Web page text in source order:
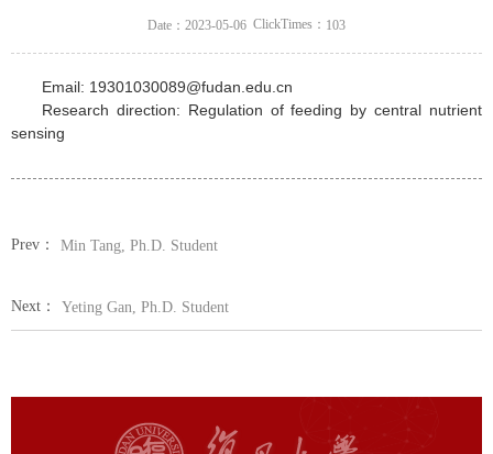
Date：2023-05-06 ClickTimes： 103
Email: 19301030089@fudan.edu.cn
Research direction: Regulation of feeding by central nutrient
sensing
Prev： Min Tang, Ph.D. Student
Next： Yeting Gan, Ph.D. Student